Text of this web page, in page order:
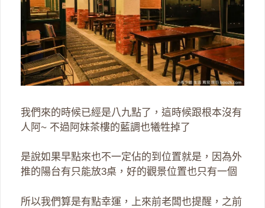
我們來的時候已經是八九點了，這時候跟根本沒有
人阿~ 不過阿妹茶樓的藍調也犧牲掉了
是說如果早點來也不一定佔的到位置就是，因為外
推的陽台有只能放3桌，好的觀景位置也只有一個
所以我們算是有點幸運，上來前老闆也提醒，之前